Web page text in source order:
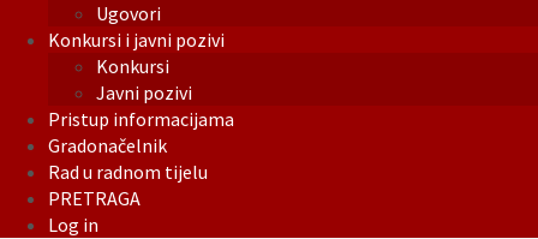
Ugovori
Konkursi i javni pozivi
Konkursi
Javni pozivi
Pristup informacijama
Gradonačelnik
Rad u radnom tijelu
PRETRAGA
Log in